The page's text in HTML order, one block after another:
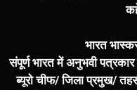
भारत
संपूर्ण भारत में अनुभवी
ब्यूरो चीफ/ जिला प्रमुख/